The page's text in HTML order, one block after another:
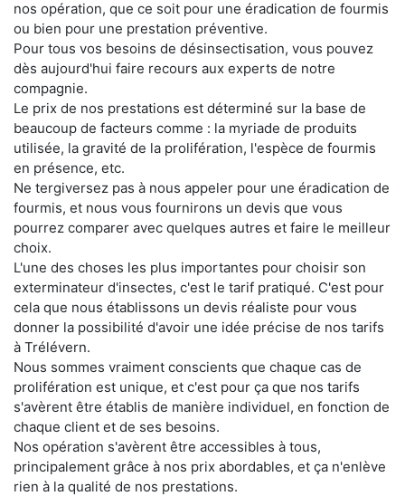
nos opération, que ce soit pour une éradication de fourmis
ou bien pour une prestation préventive.
Pour tous vos besoins de désinsectisation, vous pouvez
dès aujourd'hui faire recours aux experts de notre
compagnie.
Le prix de nos prestations est déterminé sur la base de
beaucoup de facteurs comme : la myriade de produits
utilisée, la gravité de la prolifération, l'espèce de fourmis
en présence, etc.
Ne tergiversez pas à nous appeler pour une éradication de
fourmis, et nous vous fournirons un devis que vous
pourrez comparer avec quelques autres et faire le meilleur
choix.
L'une des choses les plus importantes pour choisir son
exterminateur d'insectes, c'est le tarif pratiqué. C'est pour
cela que nous établissons un devis réaliste pour vous
donner la possibilité d'avoir une idée précise de nos tarifs
à Trélévern.
Nous sommes vraiment conscients que chaque cas de
prolifération est unique, et c'est pour ça que nos tarifs
s'avèrent être établis de manière individuel, en fonction de
chaque client et de ses besoins.
Nos opération s'avèrent être accessibles à tous,
principalement grâce à nos prix abordables, et ça n'enlève
rien à la qualité de nos prestations.